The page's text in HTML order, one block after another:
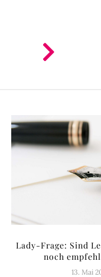
Lady-Frage: Sind
noch
13. Mai